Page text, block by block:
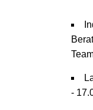
-